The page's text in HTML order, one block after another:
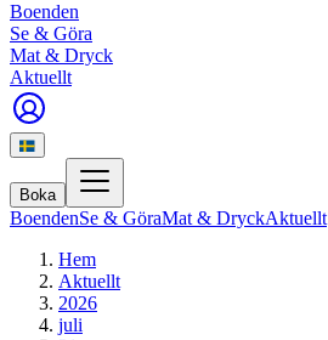
Boenden
Se & Göra
Mat & Dryck
Aktuellt
Boka
BoendenSe & GöraMat & DryckAktuellt
Hem
Aktuellt
2026
juli